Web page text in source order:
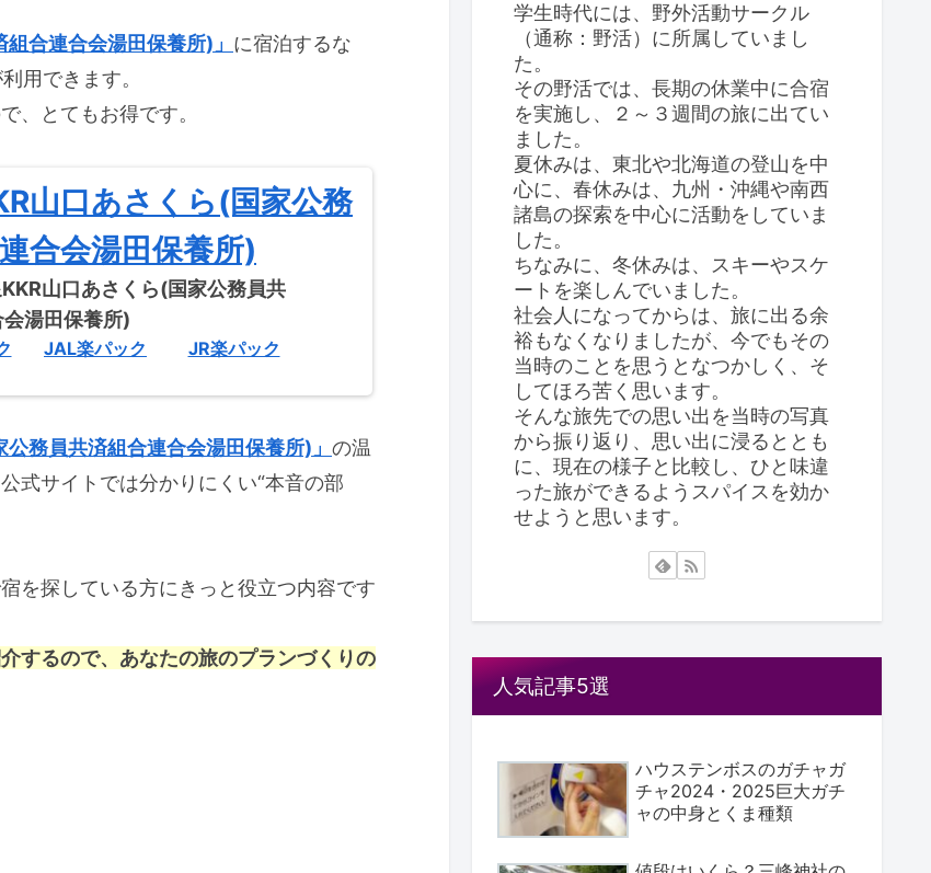
合連合会湯田保養所)」 に宿泊するな
用できます。
、とてもお得です。
山口あさくら(国家公務
合会湯田保養所)
JAL楽パック JR楽パック
務員共済組合連合会湯田保養所)」 の温
式サイトでは分かりにくい“本音の部
を探している方にきっと役立つ内容です
するので、あなたの旅のプランづくりの
学生時代には、野外活動サークル
（通称：野活）に所属していまし
た。
その野活では、長期の休業中に合宿
を実施し、２～３週間の旅に出てい
ました。
夏休みは、東北や北海道の登山を中
心に、春休みは、九州・沖縄や南西
諸島の探索を中心に活動をしていま
した。
ちなみに、冬休みは、スキーやスケ
ートを楽しんでいました。
社会人になってからは、旅に出る余
裕もなくなりましたが、今でもその
当時のことを思うとなつかしく、そ
してほろ苦く思います。
そんな旅先での思い出を当時の写真
から振り返り、思い出に浸るととも
に、現在の様子と比較し、ひと味違
った旅ができるようスパイスを効か
せようと思います。
人気記事5選
ハウステンボスのガチャガ
チャ2024・2025巨大ガチ
ャの中身とくま種類